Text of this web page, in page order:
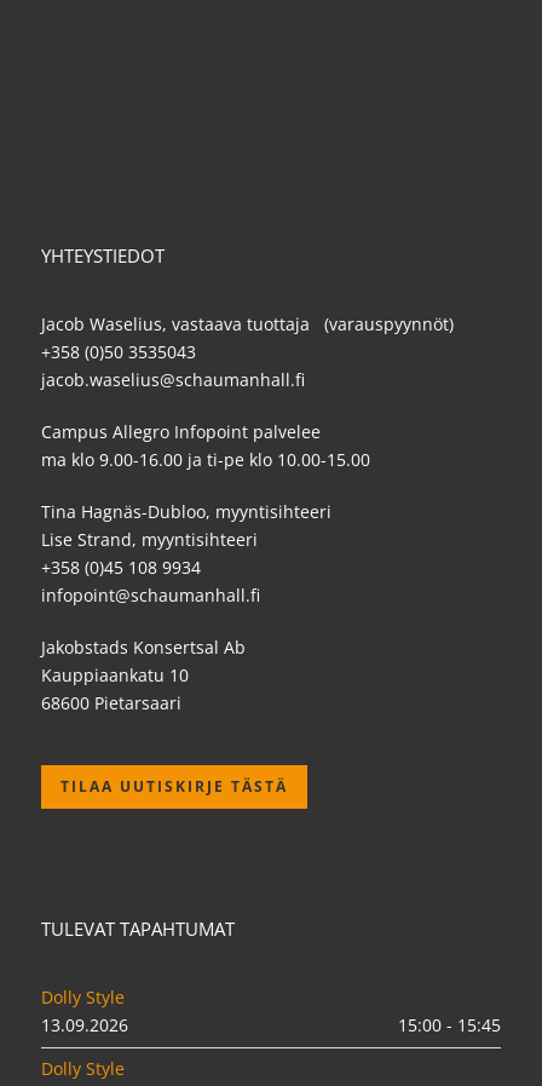
YHTEYSTIEDOT
Jacob Waselius, vastaava tuottaja (varauspyynnöt)
+358 (0)50 3535043
jacob.waselius@schaumanhall.fi
Campus Allegro Infopoint palvelee
ma klo 9.00-16.00 ja ti-pe klo 10.00-15.00
Tina Hagnäs-Dubloo, myyntisihteeri
Lise Strand, myyntisihteeri
+358 (0)45 108 9934
infopoint@schaumanhall.fi
Jakobstads Konsertsal Ab
Kauppiaankatu 10
68600 Pietarsaari
TILAA UUTISKIRJE TÄSTÄ
TULEVAT TAPAHTUMAT
Dolly Style
13.09.2026
15:00 - 15:45
Dolly Style